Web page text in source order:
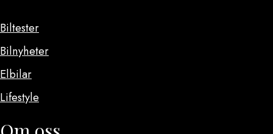
Biltester
Bilnyheter
Elbilar
Lifestyle